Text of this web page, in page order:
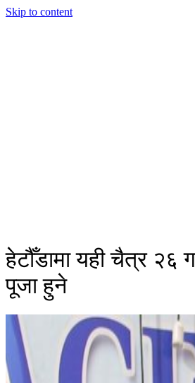
Skip to content
हेटौँडामा यही चैत्र २६
पूजा हुने